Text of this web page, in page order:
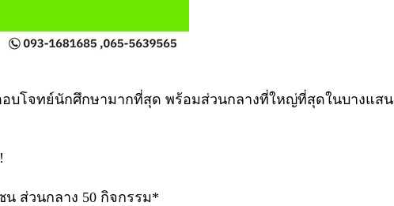
อบโจทย์นักศึกษามากที่สุด พร้อมส่วนกลางที่ใหญ่ที่สุดในบางแสน
น ส่วนกลาง 50 กิจกรรม*